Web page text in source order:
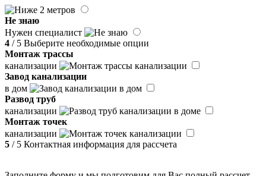
Не знаю
Нужен специалист
4 / 5 Выберите необходимые опции
Монтаж трассы
канализации
Завод канализации
в дом
Развод труб
канализации
Монтаж точек
канализации
5 / 5 Контактная информация для рассчета